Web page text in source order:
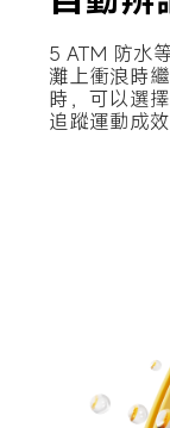
5 ATM 防水
灘上衝浪時
時，可以選
追蹤運動成效